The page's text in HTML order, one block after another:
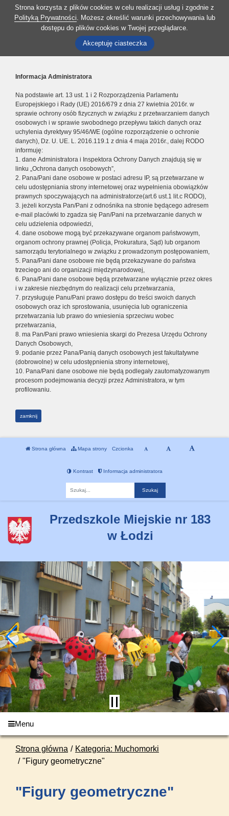
Strona korzysta z plików cookies w celu realizacji usług i zgodnie z
Polityką Prywatności. Możesz określić warunki przechowywania lub
dostępu do plików cookies w Twojej przeglądarce.
Akceptuję ciasteczka
Informacja Administratora
Na podstawie art. 13 ust. 1 i 2 Rozporządzenia Parlamentu
Europejskiego i Rady (UE) 2016/679 z dnia 27 kwietnia 2016r. w
sprawie ochrony osób fizycznych w związku z przetwarzaniem danych
osobowych i w sprawie swobodnego przepływu takich danych oraz
uchylenia dyrektywy 95/46/WE (ogólne rozporządzenie o ochronie
danych), Dz. U. UE. L. 2016.119.1 z dnia 4 maja 2016r., dalej RODO
informuję:
1. dane Administratora i Inspektora Ochrony Danych znajdują się w
linku „Ochrona danych osobowych”,
2. Pana/Pani dane osobowe w postaci adresu IP, są przetwarzane w
celu udostępniania strony internetowej oraz wypełnienia obowiązków
prawnych spoczywających na administratorze(art.6 ust.1 lit.c RODO),
3. jeżeli korzysta Pan/Pani z odnośnika na stronie będącego adresem
e-mail placówki to zgadza się Pan/Pani na przetwarzanie danych w
celu udzielenia odpowiedzi,
4. dane osobowe mogą być przekazywane organom państwowym,
organom ochrony prawnej (Policja, Prokuratura, Sąd) lub organom
samorządu terytorialnego w związku z prowadzonym postępowaniem,
5. Pana/Pani dane osobowe nie będą przekazywane do państwa
trzeciego ani do organizacji międzynarodowej,
6. Pana/Pani dane osobowe będą przetwarzane wyłącznie przez okres
i w zakresie niezbędnym do realizacji celu przetwarzania,
7. przysługuje Panu/Pani prawo dostępu do treści swoich danych
osobowych oraz ich sprostowania, usunięcia lub ograniczenia
przetwarzania lub prawo do wniesienia sprzeciwu wobec
przetwarzania,
8. ma Pan/Pani prawo wniesienia skargi do Prezesa Urzędu Ochrony
Danych Osobowych,
9. podanie przez Pana/Panią danych osobowych jest fakultatywne
(dobrowolne) w celu udostępnienia strony internetowej,
10. Pana/Pani dane osobowe nie będą podlegały zautomatyzowanym
procesom podejmowania decyzji przez Administratora, w tym
profilowaniu.
zamknij
Strona główna Mapa strony Czcionka
Kontrast Informacja administratora
Przedszkole Miejskie nr 183
w Łodzi
Menu
Strona główna
Kategoria: Muchomorki
"Figury geometryczne"
"Figury geometryczne"